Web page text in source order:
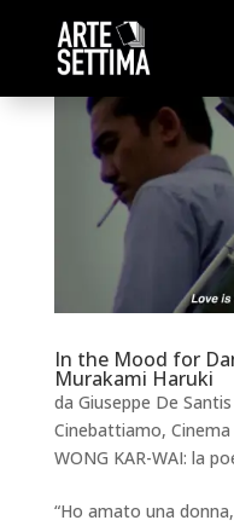
In the Mood for
Murakami Haruki
da Giuseppe De Santis
Cinebattiamo,
WONG KAR-WAI: la
“Ho amato una